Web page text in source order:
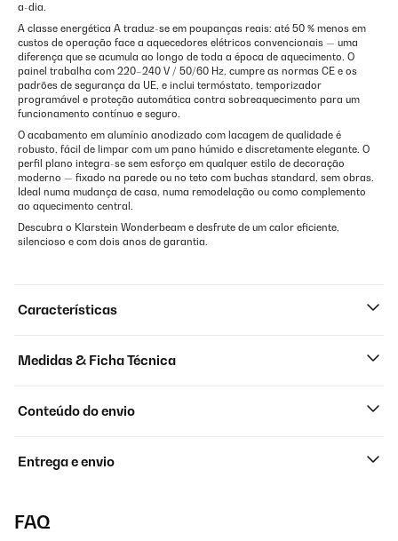
a-dia.
A classe energética A traduz-se em poupanças reais: até 50 % menos em
custos de operação face a aquecedores elétricos convencionais — uma
diferença que se acumula ao longo de toda a época de aquecimento. O
painel trabalha com 220–240 V / 50/60 Hz, cumpre as normas CE e os
padrões de segurança da UE, e inclui termóstato, temporizador
programável e proteção automática contra sobreaquecimento para um
funcionamento contínuo e seguro.
O acabamento em alumínio anodizado com lacagem de qualidade é
robusto, fácil de limpar com um pano húmido e discretamente elegante. O
perfil plano integra-se sem esforço em qualquer estilo de decoração
moderno — fixado na parede ou no teto com buchas standard, sem obras.
Ideal numa mudança de casa, numa remodelação ou como complemento
ao aquecimento central.
Descubra o Klarstein Wonderbeam e desfrute de um calor eficiente,
silencioso e com dois anos de garantia.
Características
Medidas & Ficha Técnica
Conteúdo do envio
Entrega e envio
FAQ